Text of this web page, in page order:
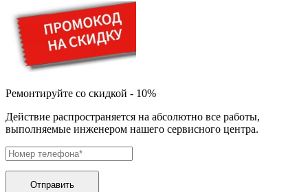
чековых принтеров
чиллеров
дальномеров
дарсонвалей
датчиков качества воды
датчиков качества воздуха
датчиков температуры
дельташлифмашин
депиляторов
держателей с беспроводной зарядкой
Ремонтируйте со скидкой - 10%
Действие распространяется на абсолютно все работы,
выполняемые инженером нашего сервисного центра.
Отправить